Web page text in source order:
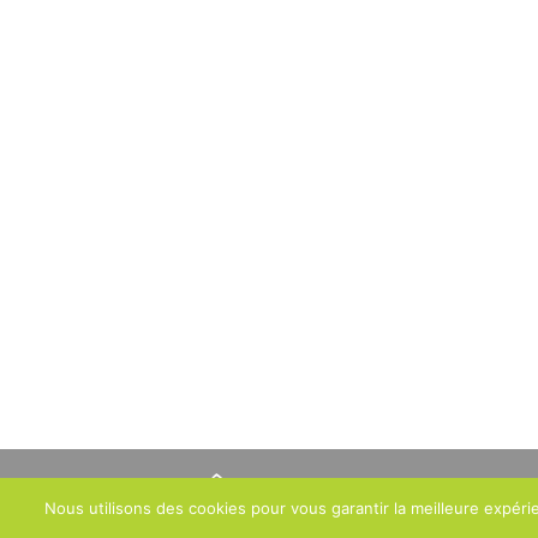
Nous utilisons des cookies pour vous garantir la meilleure